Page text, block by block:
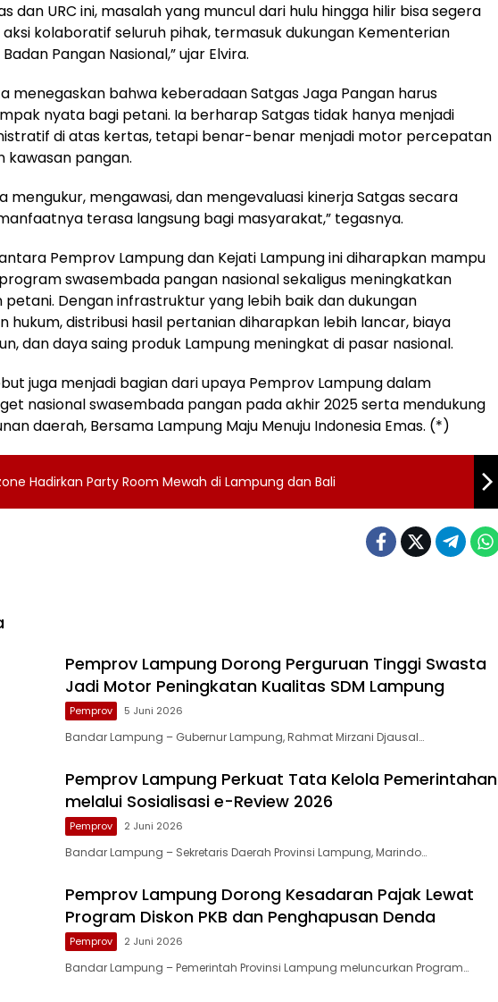
dan URC ini, masalah yang muncul dari hulu hingga hilir bisa segera
kolaboratif seluruh pihak, termasuk dukungan Kementerian
Pangan Nasional,” ujar Elvira.
menegaskan bahwa keberadaan Satgas Jaga Pangan harus
nyata bagi petani. Ia berharap Satgas tidak hanya menjadi
di atas kertas, tetapi benar-benar menjadi motor percepatan
kawasan pangan.
mengukur, mengawasi, dan mengevaluasi kinerja Satgas secara
terasa langsung bagi masyarakat,” tegasnya.
Pemprov Lampung dan Kejati Lampung ini diharapkan mampu
swasembada pangan nasional sekaligus meningkatkan
petani. Dengan infrastruktur yang lebih baik dan dukungan
hukum, distribusi hasil pertanian diharapkan lebih lancar, biaya
dan daya saing produk Lampung meningkat di pasar nasional.
juga menjadi bagian dari upaya Pemprov Lampung dalam
nasional swasembada pangan pada akhir 2025 serta mendukung
daerah, Bersama Lampung Maju Menuju Indonesia Emas. (*)
Hadirkan Party Room Mewah di Lampung dan Bali
Pemprov Lampung Dorong Perguruan Tinggi Swasta
Jadi Motor Peningkatan Kualitas SDM Lampung
Pemprov 5 Juni 2026
Bandar Lampung – Gubernur Lampung, Rahmat Mirzani Djausal…
Pemprov Lampung Perkuat Tata Kelola Pemerintahan
melalui Sosialisasi e-Review 2026
Pemprov 2 Juni 2026
Bandar Lampung – Sekretaris Daerah Provinsi Lampung, Marindo…
Pemprov Lampung Dorong Kesadaran Pajak Lewat
Program Diskon PKB dan Penghapusan Denda
Pemprov 2 Juni 2026
Bandar Lampung – Pemerintah Provinsi Lampung meluncurkan Program…